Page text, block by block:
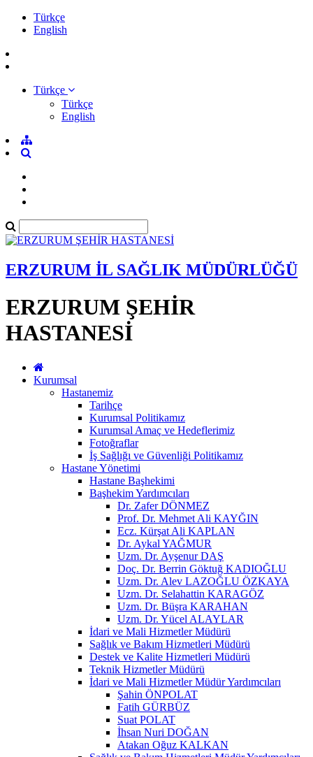
Türkçe
English
Türkçe
Türkçe
English
ERZURUM İL SAĞLIK MÜDÜRLÜĞÜ
ERZURUM ŞEHİR
HASTANESİ
Kurumsal
Hastanemiz
Tarihçe
Kurumsal Politikamız
Kurumsal Amaç ve Hedeflerimiz
Fotoğraflar
İş Sağlığı ve Güvenliği Politikamız
Hastane Yönetimi
Hastane Başhekimi
Başhekim Yardımcıları
Dr. Zafer DÖNMEZ
Prof. Dr. Mehmet Ali KAYĞIN
Ecz. Kürşat Ali KAPLAN
Dr. Aykal YAĞMUR
Uzm. Dr. Ayşenur DAŞ
Doç. Dr. Berrin Göktuğ KADIOĞLU
Uzm. Dr. Alev LAZOĞLU ÖZKAYA
Uzm. Dr. Selahattin KARAGÖZ
Uzm. Dr. Büşra KARAHAN
Uzm. Dr. Yücel ALAYLAR
İdari ve Mali Hizmetler Müdürü
Sağlık ve Bakım Hizmetleri Müdürü
Destek ve Kalite Hizmetleri Müdürü
Teknik Hizmetler Müdürü
İdari ve Mali Hizmetler Müdür Yardımcıları
Şahin ÖNPOLAT
Fatih GÜRBÜZ
Suat POLAT
İhsan Nuri DOĞAN
Atakan Oğuz KALKAN